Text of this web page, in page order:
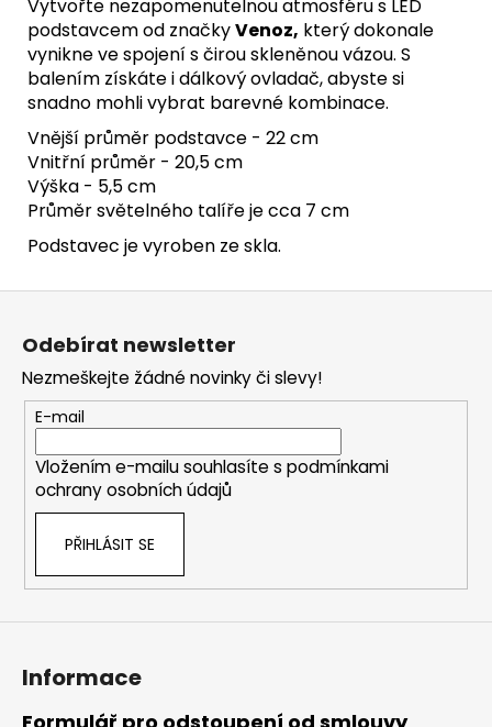
Vytvořte nezapomenutelnou atmosféru s LED
podstavcem od značkyVenoz, který dokonale
vynikne ve spojení s čirou skleněnou vázou. S
balením získáte i dálkový ovladač, abyste si
snadno mohli vybrat barevné kombinace.
Vnější průměr podstavce - 22 cm
Vnitřní průměr - 20,5 cm
Výška - 5,5 cm
Průměr světelného talíře je cca 7 cm
Podstavec je vyroben ze skla.
Odebírat newsletter
Nezmeškejte žádné novinky či slevy!
E-mail
Vložením e-mailu souhlasíte s podmínkami
ochrany osobních údajů
PŘIHLÁSIT SE
Informace